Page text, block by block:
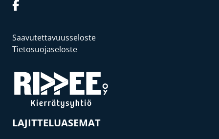
Saavutettavuusseloste
Tietosuojaseloste
LAJITTELUASEMAT